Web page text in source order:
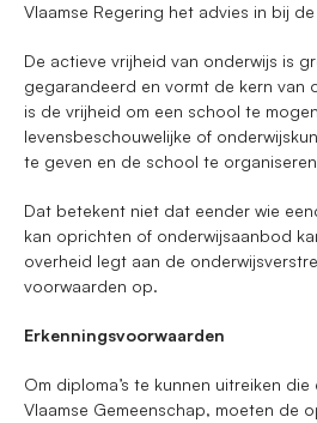
Vlaamse Regering het advies in bij
De actieve vrijheid van onderwijs is
gegarandeerd en vormt de kern van
is de vrijheid om een school te
levensbeschouwelijke of
te geven en de school te
Dat betekent niet dat eender wie
kan oprichten of onderwijsaanbod
overheid legt aan de
voorwaarden op.
Erkenningsvoorwaarden
Om diploma’s te kunnen uitreiken
Vlaamse Gemeenschap, moeten de